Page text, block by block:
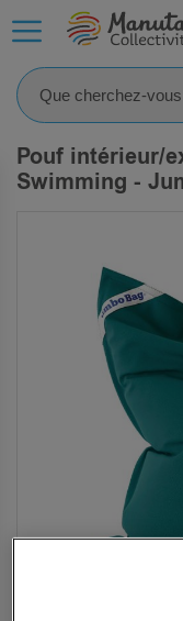
Pouf intérieur/
Swimming -